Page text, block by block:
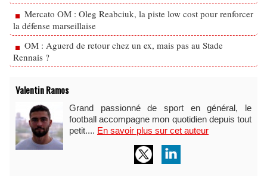
Mercato OM : Oleg Reabciuk, la piste low cost pour renforcer
la défense marseillaise
OM : Aguerd de retour chez un ex, mais pas au Stade
Rennais ?
Valentin Ramos
Grand passionné de sport en général, le
football accompagne mon quotidien depuis tout
petit.... En savoir plus sur cet auteur